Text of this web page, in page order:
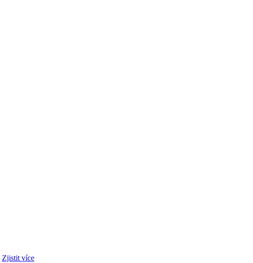
Zjistit více